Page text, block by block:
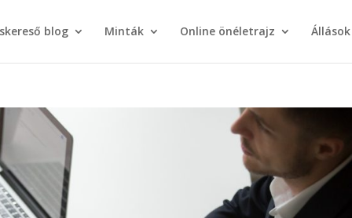
blog Minták Online önéletrajz Állások